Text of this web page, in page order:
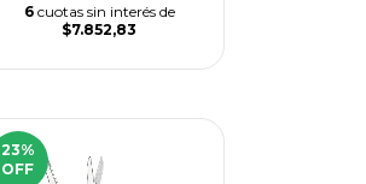
6 cuotas sin interés de
$7.852,83
23%
OFF